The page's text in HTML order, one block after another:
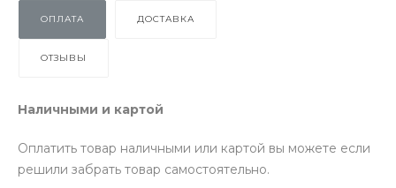
ОПЛАТА ДОСТАВКА
ОТЗЫВЫ
Наличными и картой
Оплатить товар наличными или картой вы можете если
решили забрать товар самостоятельно.